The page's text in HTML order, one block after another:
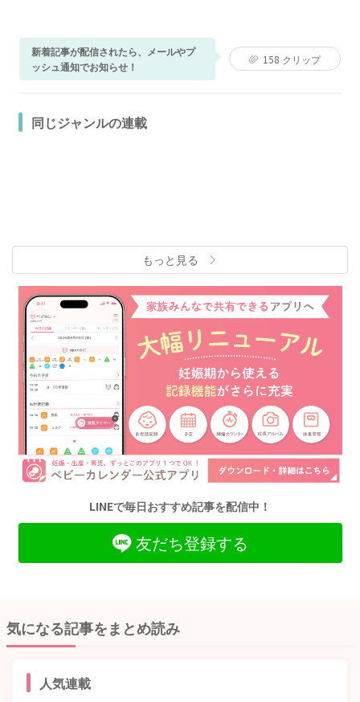
新着記事が配信されたら、メールやプ
ッシュ通知でお知らせ！
158 クリップ
同じジャンルの連載
もっと見る
LINEで毎日おすすめ記事を配信中！
友だち登録する
気になる記事をまとめ読み
人気連載